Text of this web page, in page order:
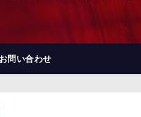
お問い合わせ